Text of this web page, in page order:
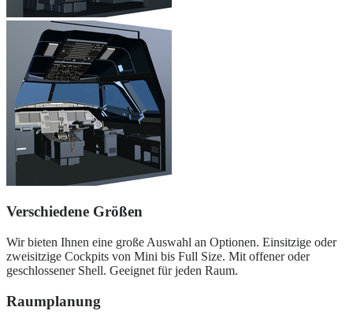
Verschiedene Größen
Wir bieten Ihnen eine große Auswahl an Optionen. Einsitzige oder
zweisitzige Cockpits von Mini bis Full Size. Mit offener oder
geschlossener Shell. Geeignet für jeden Raum.
Raumplanung